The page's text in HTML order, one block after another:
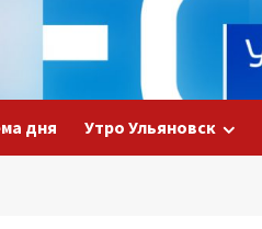
дня Утро Ульяновск